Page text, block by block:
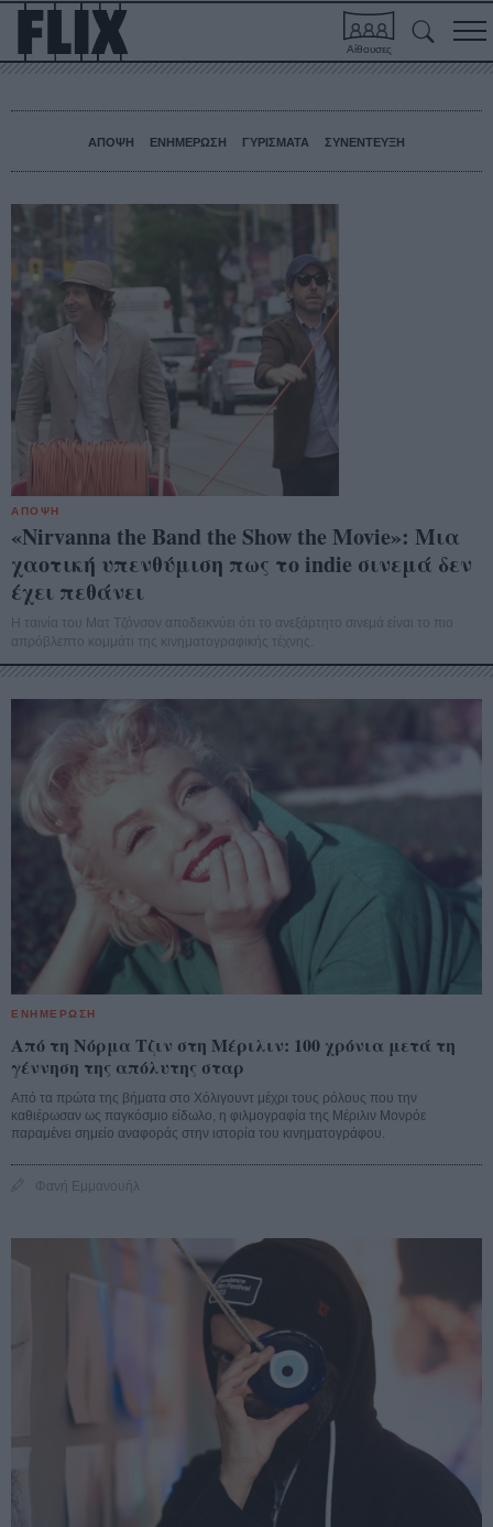
Αίθουσες
ΑΠΟΨΗ ΕΝΗΜΕΡΩΣΗ ΓΥΡΙΣΜΑΤΑ ΣΥΝΕΝΤΕΥΞΗ
ΑΠΟΨΗ
«Nirvanna the Band the Show the Movie»: Μια
χαοτική υπενθύμιση πως το indie σινεμά δεν
έχει πεθάνει
Η ταινία του Ματ Τζόνσον αποδεικνύει ότι το ανεξάρτητο σινεμά είναι το πιο
απρόβλεπτο κομμάτι της κινηματογραφικής τέχνης.
ΕΝΗΜΕΡΩΣΗ
Από τη Νόρμα Τζιν στη Μέριλιν: 100 χρόνια μετά τη
γέννηση της απόλυτης σταρ
Από τα πρώτα της βήματα στο Χόλιγουντ μέχρι τους ρόλους που την
καθιέρωσαν ως παγκόσμιο είδωλο, η φιλμογραφία της Μέριλιν Μονρόε
παραμένει σημείο αναφοράς στην ιστορία του κινηματογράφου.
Φανή Εμμανουήλ